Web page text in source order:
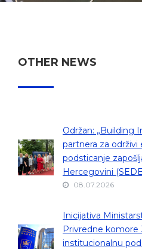
OTHER NEWS
Održan: „Building
partnera za održivi
podsticanje
Hercegovini
08.07.2026
Inicijativa
Privredne komore
institucionalnu